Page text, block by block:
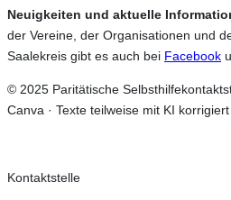
Neuigkeiten und aktuelle
der Vereine, der Organisationen und
Saalekreis gibt es auch bei Facebook
© 2025 Paritätische
Canva · Texte teilweise mit KI korrigiert
Kontaktstelle